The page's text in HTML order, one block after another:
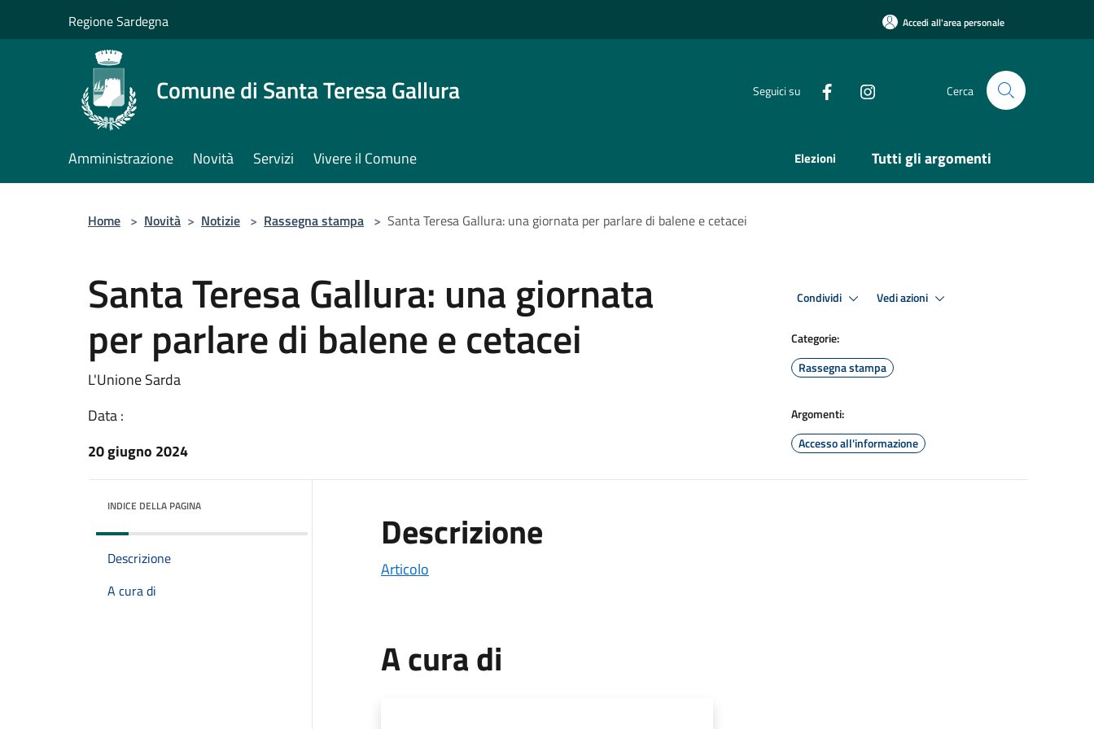
Regione Sardegna Accedi all'area personale
Comune di Santa Teresa Gallura Seguici su Cerca
Amministrazione Novità Servizi Vivere il Comune Elezioni Tutti gli argomenti
Home > Novità > Notizie > Rassegna stampa > Santa Teresa Gallura: una giornata per parlare di balene e cetacei
Santa Teresa Gallura: una giornata
per parlare di balene e cetacei
L'Unione Sarda
Data :
20 giugno 2024
Condividi Vedi azioni
Categorie:
Rassegna stampa
Argomenti:
Accesso all'informazione
INDICE DELLA PAGINA
Descrizione
A cura di
Descrizione
Articolo
A cura di